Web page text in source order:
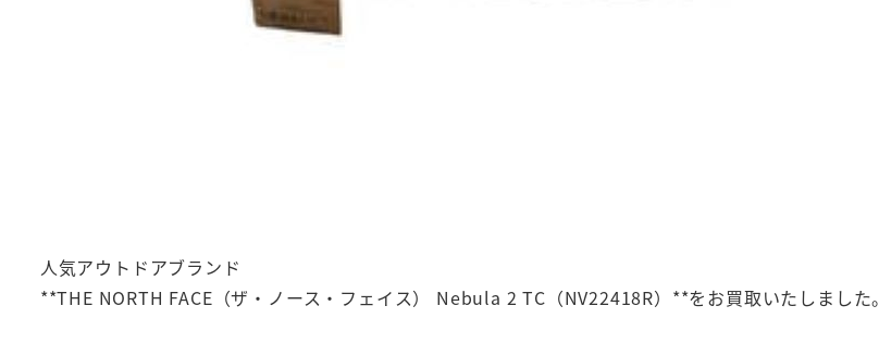
人気アウトドアブランド
**THE NORTH FACE（ザ・ノース・フェイス） Nebula 2 TC（NV22418R）**をお買取いたしました。